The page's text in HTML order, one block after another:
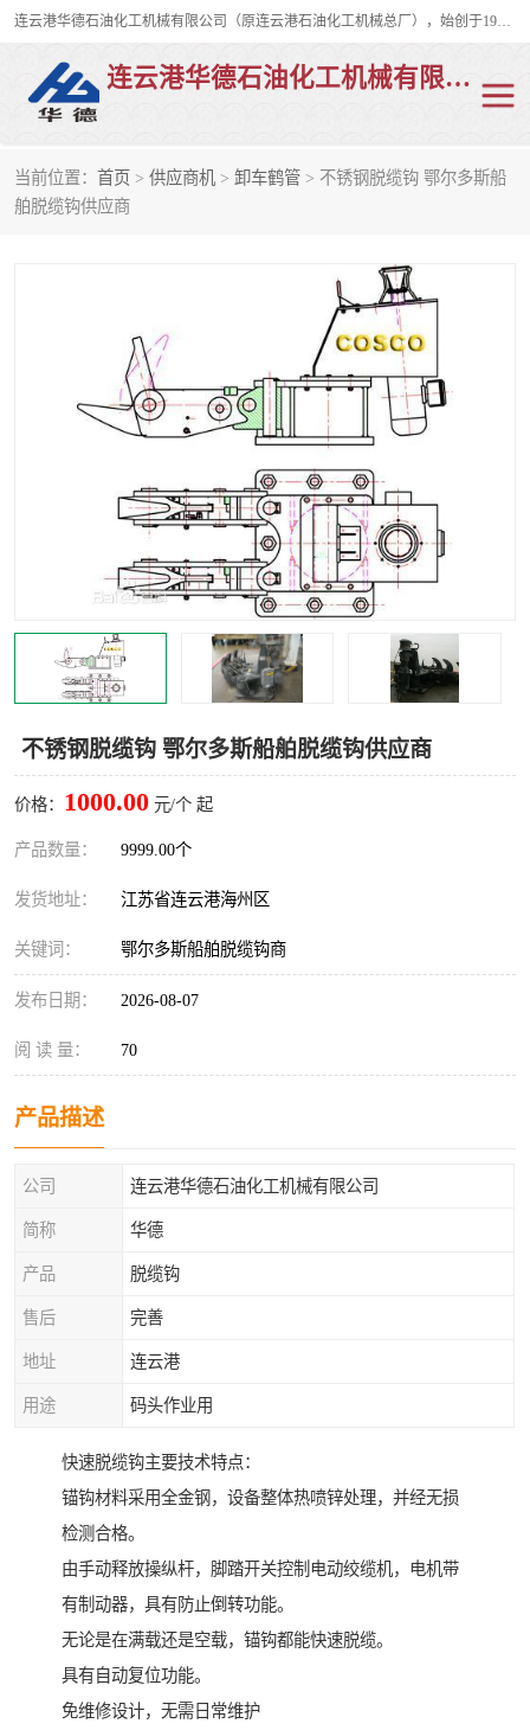
连云港华德石油化工机械有限公司（原连云港石油化工机械总厂），始创于1982年，是从事码头船用流体装卸臂、陆用流体装卸臂（鹤管）、活动梯、钢构平台、定量装车系统等全系列流体装卸设备的设计、制造、销售以及服务的专业供应商。
连云港华德石油化工机械有限公司
当前位置： 首页 > 供应商机 > 卸车鹤管 > 不锈钢脱缆钩 鄂尔多斯船
舶脱缆钩供应商
不锈钢脱缆钩 鄂尔多斯船舶脱缆钩供应商
价格： 1000.00 元/个 起
产品数量： 9999.00个
发货地址： 江苏省连云港海州区
关键词： 鄂尔多斯船舶脱缆钩商
发布日期： 2026-08-07
阅 读 量： 70
产品描述
公司 连云港华德石油化工机械有限公司
简称 华德
产品 脱缆钩
售后 完善
地址 连云港
用途 码头作业用
快速脱缆钩主要技术特点：
锚钩材料采用全金钢，设备整体热喷锌处理，并经无损
检测合格。
由手动释放操纵杆，脚踏开关控制电动绞缆机，电机带
有制动器，具有防止倒转功能。
无论是在满载还是空载，锚钩都能快速脱缆。
具有自动复位功能。
免维修设计，无需日常维护
陆用流体装卸臂
活动梯
卸车鹤管
输油臂
紧急脱离干式接头 火车鹤管
顶部鹤管
低温鹤管
浮动出油装置 鹤管